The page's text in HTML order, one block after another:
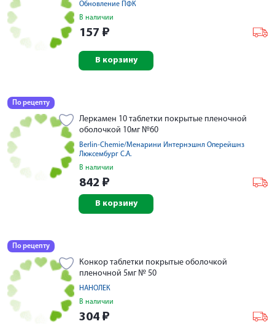
Обновление ПФК
В наличии
157 ₽
В корзину
По рецепту
Леркамен 10 таблетки покрытые пленочной
оболочкой 10мг №60
Berlin-Chemie/Менарини Интернэшнл Оперейшнз
Люксембург С.А.
В наличии
842 ₽
В корзину
По рецепту
Конкор таблетки покрытые оболочкой
пленочной 5мг № 50
НАНОЛЕК
В наличии
304 ₽